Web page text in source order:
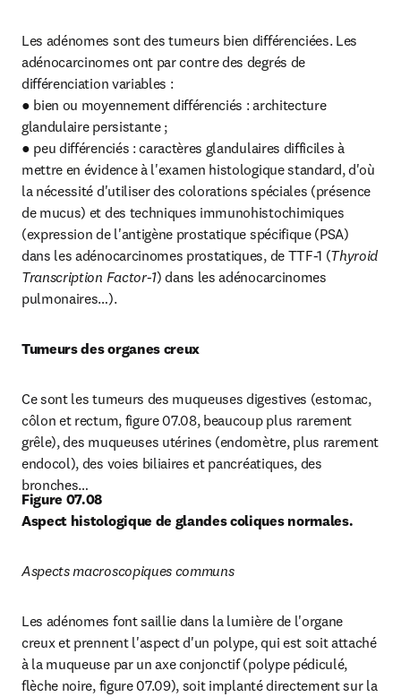
Les adénomes sont des tumeurs bien différenciées. Les
adénocarcinomes ont par contre des degrés de
différenciation variables :
● bien ou moyennement différenciés : architecture
glandulaire persistante ;
● peu différenciés : caractères glandulaires difficiles à
mettre en évidence à l'examen histologique standard, d'où
la nécessité d'utiliser des colorations spéciales (présence
de mucus) et des techniques immunohistochimiques
(expression de l'antigène prostatique spécifique (PSA)
dans les adénocarcinomes prostatiques, de TTF-1 (Thyroid
Transcription Factor-1) dans les adénocarcinomes
pulmonaires…).
Tumeurs des organes creux
Ce sont les tumeurs des muqueuses digestives (estomac,
côlon et rectum, figure 07.08, beaucoup plus rarement
grêle), des muqueuses utérines (endomètre, plus rarement
endocol), des voies biliaires et pancréatiques, des
bronches…
Figure 07.08
Aspect histologique de glandes coliques normales.
Aspects macroscopiques communs
Les adénomes font saillie dans la lumière de l'organe
creux et prennent l'aspect d'un polype, qui est soit attaché
à la muqueuse par un axe conjonctif (polype pédiculé,
flèche noire, figure 07.09), soit implanté directement sur la